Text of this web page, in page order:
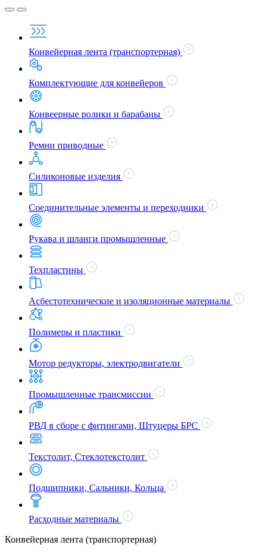
Конвейерная лента (транспортерная)
Комплектующие для конвейеров
Конвеерные ролики и барабаны
Ремни приводные
Силиконовые изделия
Соединительные элементы и переходники
Рукава и шланги промышленные
Техпластины
Асбестотехнические и изоляционные материалы
Полимеры и пластики
Мотор редукторы, электродвигатели
Промышленные трансмиссии
РВД в сборе с фитингами, Штуцеры БРС
Текстолит, Стеклотекстолит
Подшипники, Сальники, Кольца
Расходные материалы
Конвейерная лента (транспортерная)